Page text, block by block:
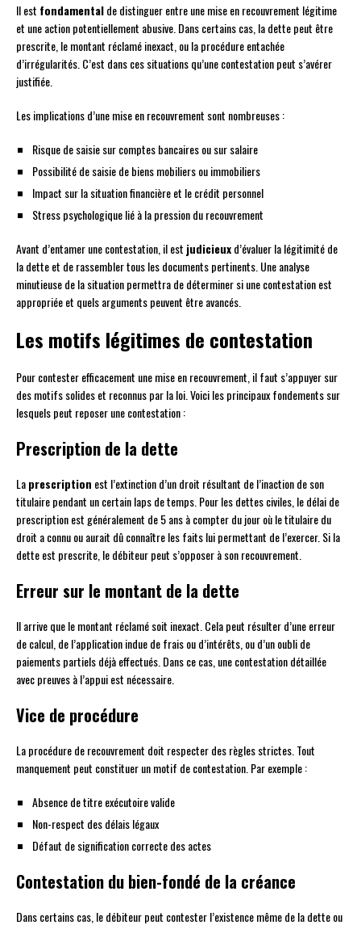
Il est fondamentalde distinguer entre une mise en recouvrement légitime
et une action potentiellement abusive. Dans certains cas, la dette peut être
prescrite, le montant réclamé inexact, ou la procédure entachée
d’irrégularités. C’est dans ces situations qu’une contestation peut s’avérer
justifiée.
Les implications d’une mise en recouvrement sont nombreuses :
Risque de saisie sur comptes bancaires ou sur salaire
Possibilité de saisie de biens mobiliers ou immobiliers
Impact sur la situation financière et le crédit personnel
Stress psychologique lié à la pression du recouvrement
Avant d’entamer une contestation, il est judicieuxd’évaluer la légitimité de
la dette et de rassembler tous les documents pertinents. Une analyse
minutieuse de la situation permettra de déterminer si une contestation est
appropriée et quels arguments peuvent être avancés.
Les motifs légitimes de contestation
Pour contester efficacement une mise en recouvrement, il faut s’appuyer sur
des motifs solides et reconnus par la loi. Voici les principaux fondements sur
lesquels peut reposer une contestation :
Prescription de la dette
Laprescription est l’extinction d’un droit résultant de l’inaction de son
titulaire pendant un certain laps de temps. Pour les dettes civiles, le délai de
prescription est généralement de 5 ans à compter du jour où le titulaire du
droit a connu ou aurait dû connaître les faits lui permettant de l’exercer. Si la
dette est prescrite, le débiteur peut s’opposer à son recouvrement.
Erreur sur le montant de la dette
Il arrive que le montant réclamé soit inexact. Cela peut résulter d’une erreur
de calcul, de l’application indue de frais ou d’intérêts, ou d’un oubli de
paiements partiels déjà effectués. Dans ce cas, une contestation détaillée
avec preuves à l’appui est nécessaire.
Vice de procédure
La procédure de recouvrement doit respecter des règles strictes. Tout
manquement peut constituer un motif de contestation. Par exemple :
Absence de titre exécutoire valide
Non-respect des délais légaux
Défaut de signification correcte des actes
Contestation du bien-fondé de la créance
Dans certains cas, le débiteur peut contester l’existence même de la dette ou